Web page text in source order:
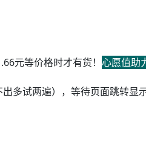
元等价格时才有货！ 心愿值助
多试两遍），等待页面跳转显